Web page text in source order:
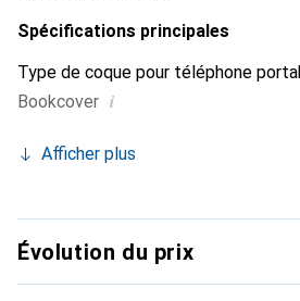
Spécifications principales
Type de coque pour téléphone
Bookcover i
Afficher plus
Évolution du prix